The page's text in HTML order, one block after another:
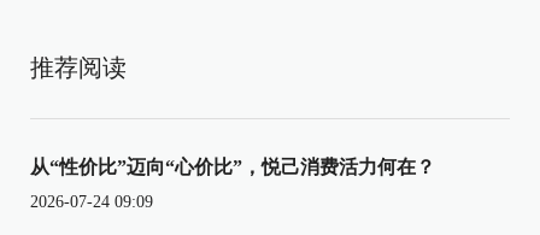
推荐阅读
从“性价比”迈向“心价比”，悦己消费活力何在？
2026-07-24 09:09